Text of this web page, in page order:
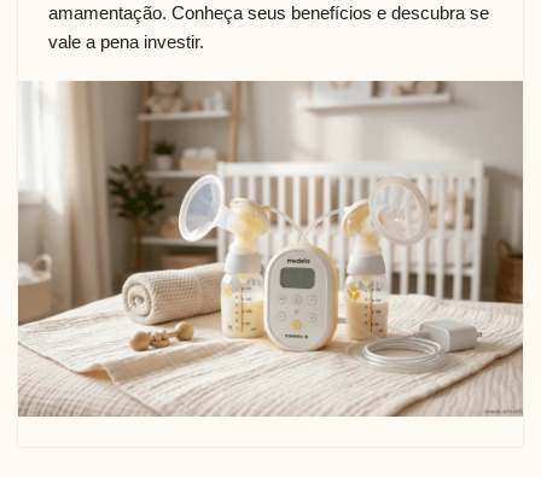
amamentação. Conheça seus benefícios e descubra se
vale a pena investir.